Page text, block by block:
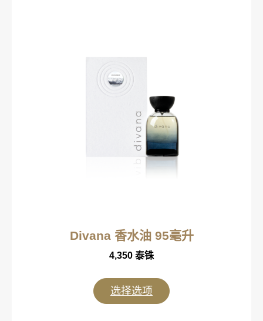
Divana 香水油 95毫升
4,350 泰铢
选择选项